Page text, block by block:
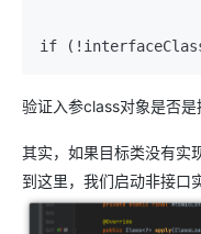
if
验证入参class对象是否是
其实，如果目标类没有实
到这里，我们启动非接口